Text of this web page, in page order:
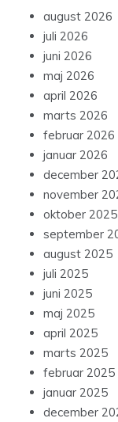
august 2026
juli 2026
juni 2026
maj 2026
april 2026
marts 2026
februar 2026
januar 2026
december
november
oktober 2025
september
august 2025
juli 2025
juni 2025
maj 2025
april 2025
marts 2025
februar 2025
januar 2025
december